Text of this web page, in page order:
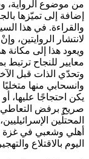
من موضوع الرواية،
إضافة إلى تميّزها
والقراءة. في هذا
لانتشار الروايتين،
ويعود هذا إلى مكانة
معايير للنجاح ترتبط
وتحدّي الذات قبل
وانسحابي منها
يكن احتجاجًا عليها،
صريح برفض
المحتلّين
أهلي وشعبي في غزة
اليوم بالاقتلاع